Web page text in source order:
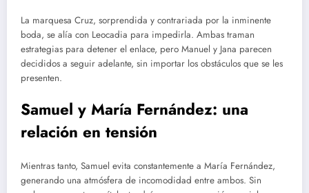
La marquesa Cruz, sorprendida y contrariada por la inminente
boda, se alía con Leocadia para impedirla. Ambas traman
estrategias para detener el enlace, pero Manuel y Jana parecen
decididos a seguir adelante, sin importar los obstáculos que se les
presenten.
Samuel y María Fernández: una
relación en tensión
Mientras tanto, Samuel evita constantemente a María Fernández,
generando una atmósfera de incomodidad entre ambos. Sin